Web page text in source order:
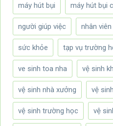
máy hút bụi máy hút bụi
người giúp việc nhân
sức khỏe tạp vụ trường
ve sinh toa nha vệ sinh
vệ sinh nhà xưởng vệ
vệ sinh trường học vệ